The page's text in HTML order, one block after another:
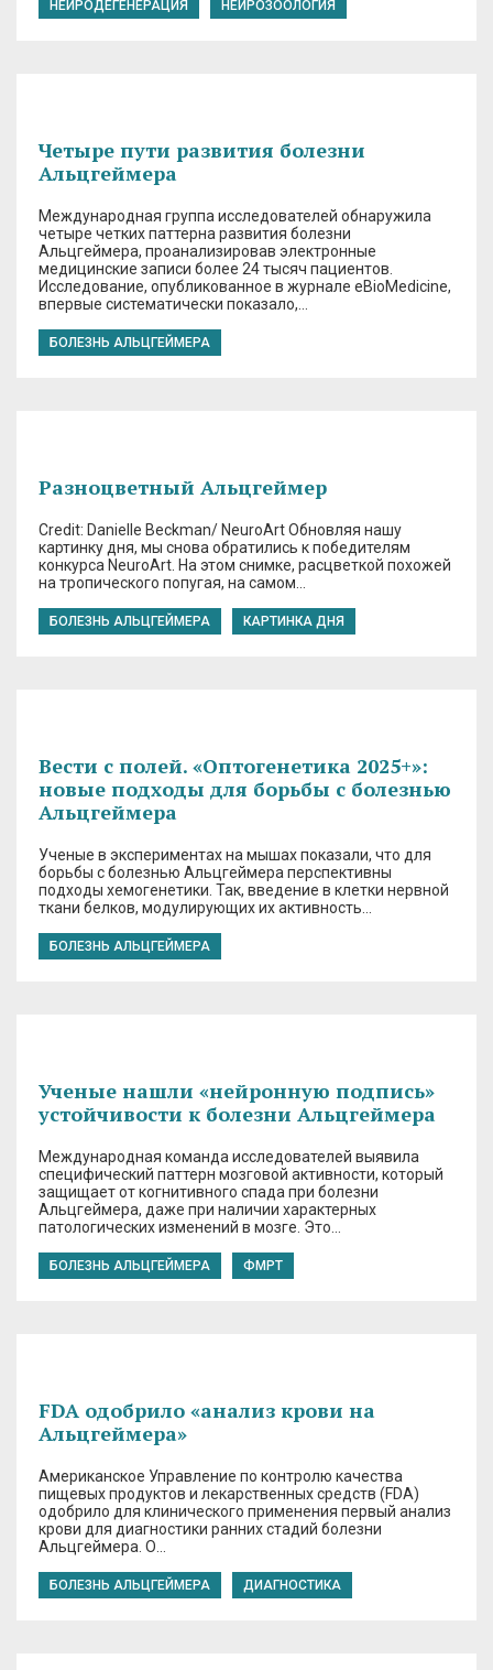
НЕЙРОДЕГЕНЕРАЦИЯ НЕЙРОЗООЛОГИЯ
Четыре пути развития болезни
Альцгеймера
Международная группа исследователей обнаружила
четыре четких паттерна развития болезни
Альцгеймера, проанализировав электронные
медицинские записи более 24 тысяч пациентов.
Исследование, опубликованное в журнале eBioMedicine,
впервые систематически показало,…
БОЛЕЗНЬ АЛЬЦГЕЙМЕРА
Разноцветный Альцгеймер
Credit: Danielle Beckman/ NeuroArt Обновляя нашу
картинку дня, мы снова обратились к победителям
конкурса NeuroArt. На этом снимке, расцветкой похожей
на тропического попугая, на самом…
БОЛЕЗНЬ АЛЬЦГЕЙМЕРА КАРТИНКА ДНЯ
Вести с полей. «Оптогенетика 2025+»:
новые подходы для борьбы с болезнью
Альцгеймера
Ученые в экспериментах на мышах показали, что для
борьбы с болезнью Альцгеймера перспективны
подходы хемогенетики. Так, введение в клетки нервной
ткани белков, модулирующих их активность…
БОЛЕЗНЬ АЛЬЦГЕЙМЕРА
Ученые нашли «нейронную подпись»
устойчивости к болезни Альцгеймера
Международная команда исследователей выявила
специфический паттерн мозговой активности, который
защищает от когнитивного спада при болезни
Альцгеймера, даже при наличии характерных
патологических изменений в мозге. Это…
БОЛЕЗНЬ АЛЬЦГЕЙМЕРА ФМРТ
FDA одобрило «анализ крови на
Альцгеймера»
Американское Управление по контролю качества
пищевых продуктов и лекарственных средств (FDA)
одобрило для клинического применения первый анализ
крови для диагностики ранних стадий болезни
Альцгеймера. О…
БОЛЕЗНЬ АЛЬЦГЕЙМЕРА ДИАГНОСТИКА